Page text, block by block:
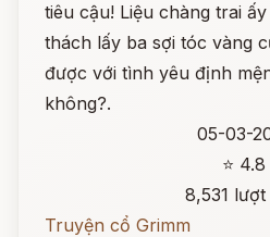
tiêu cậu! Liệu chàng trai
thách lấy ba sợi tóc vàng
được với tình yêu định
không?.
05-03-
⭐ 4.8
8,531
Truyện cổ Grimm